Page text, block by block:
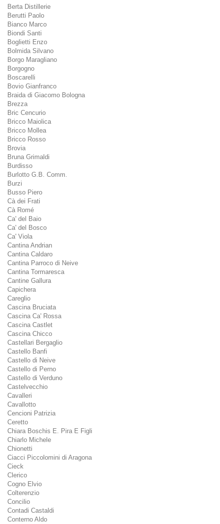
Berta Distillerie
Berutti Paolo
Bianco Marco
Biondi Santi
Boglietti Enzo
Bolmida Silvano
Borgo Maragliano
Borgogno
Boscarelli
Bovio Gianfranco
Braida di Giacomo Bologna
Brezza
Bric Cencurio
Bricco Maiolica
Bricco Mollea
Bricco Rosso
Brovia
Bruna Grimaldi
Burdisso
Burlotto G.B. Comm.
Burzi
Busso Piero
Cà dei Frati
Cà Romé
Ca' del Baio
Ca' del Bosco
Ca' Viola
Cantina Andrian
Cantina Caldaro
Cantina Parroco di Neive
Cantina Tormaresca
Cantine Gallura
Capichera
Careglio
Cascina Bruciata
Cascina Ca' Rossa
Cascina Castlet
Cascina Chicco
Castellari Bergaglio
Castello Banfi
Castello di Neive
Castello di Perno
Castello di Verduno
Castelvecchio
Cavalleri
Cavallotto
Cencioni Patrizia
Ceretto
Chiara Boschis E. Pira E Figli
Chiarlo Michele
Chionetti
Ciacci Piccolomini di Aragona
Cieck
Clerico
Cogno Elvio
Colterenzio
Concilio
Contadi Castaldi
Conterno Aldo